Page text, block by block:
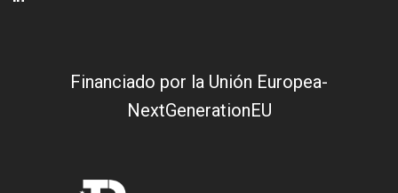
Financiado por la Unión Europea-
NextGenerationEU